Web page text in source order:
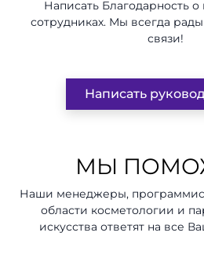
Написать Благодарность
сотрудниках. Мы всегда
связи!
Написать
МЫ
Наши менеджеры,
области косметологии и
искусства ответят на все